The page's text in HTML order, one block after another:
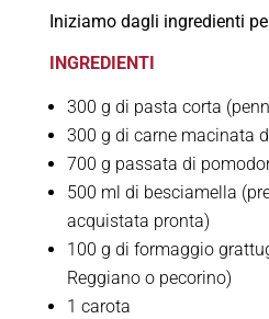
Iniziamo dagli ingredienti
INGREDIENTI
300 g di pasta corta
300 g di carne macinata
700 g passata di
500 ml di besciamella
acquistata pronta)
100 g di formaggio
Reggiano o pecorino)
1 carota